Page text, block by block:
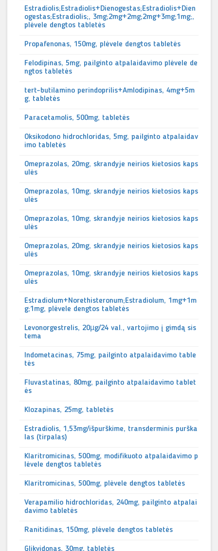
Estradiolis;Estradiolis+Dienogestas;Estradiolis+Dien
ogestas;Estradiolis;, 3mg;2mg+2mg;2mg+3mg;1mg;,
plėvele dengtos tabletės
Propafenonas, 150mg, plėvele dengtos tabletės
Felodipinas, 5mg, pailginto atpalaidavimo plėvele de
ngtos tabletės
tert-butilamino perindoprilis+Amlodipinas, 4mg+5m
g, tabletės
Paracetamolis, 500mg, tabletės
Oksikodono hidrochloridas, 5mg, pailginto atpalaidav
imo tabletės
Omeprazolas, 20mg, skrandyje neirios kietosios kaps
ulės
Omeprazolas, 10mg, skrandyje neirios kietosios kaps
ulės
Omeprazolas, 10mg, skrandyje neirios kietosios kaps
ulės
Omeprazolas, 20mg, skrandyje neirios kietosios kaps
ulės
Omeprazolas, 10mg, skrandyje neirios kietosios kaps
ulės
Estradiolum+Norethisteronum;Estradiolum, 1mg+1m
g;1mg, plėvele dengtos tabletės
Levonorgestrelis, 20µg/24 val., vartojimo į gimdą sis
tema
Indometacinas, 75mg, pailginto atpalaidavimo table
tės
Fluvastatinas, 80mg, pailginto atpalaidavimo tablet
ės
Klozapinas, 25mg, tabletės
Estradiolis, 1,53mg/išpurškime, transderminis purška
las (tirpalas)
Klaritromicinas, 500mg, modifikuoto atpalaidavimo p
lėvele dengtos tabletės
Klaritromicinas, 500mg, plėvele dengtos tabletės
Verapamilio hidrochloridas, 240mg, pailginto atpalai
davimo tabletės
Ranitidinas, 150mg, plėvele dengtos tabletės
Glikvidonas, 30mg, tabletės